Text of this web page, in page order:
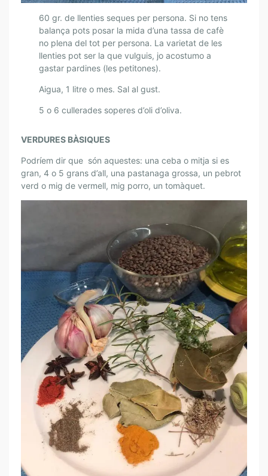
A
D
U
R
E
S
60 gr. de llenties seques per persona. Si no tens
balança pots posar la mida d’una tassa de cafè
no plena del tot per persona. La varietat de les
llenties pot ser la que vulguis, jo acostumo a
gastar pardines (les petitones).
Aigua, 1 litre o mes. Sal al gust.
5 o 6 cullerades soperes d’oli d’oliva.
VERDURES BÀSIQUES
Podríem dir que són aquestes: una ceba o mitja si es
gran, 4 o 5 grans d’all, una pastanaga grossa, un pebrot
verd o mig de vermell, mig porro, un tomàquet.